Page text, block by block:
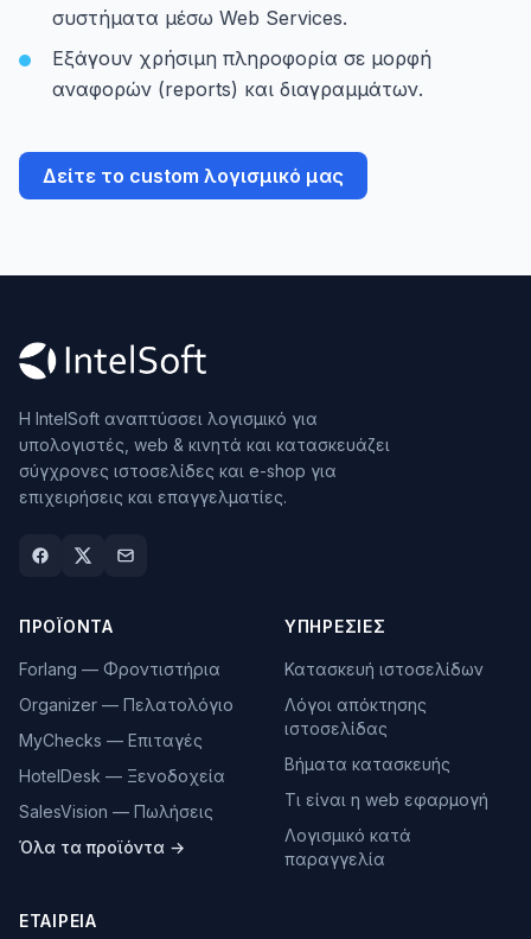
συστήματα μέσω Web Services.
Εξάγουν χρήσιμη πληροφορία σε μορφή
αναφορών (reports) και διαγραμμάτων.
Δείτε το custom λογισμικό μας
Η IntelSoft αναπτύσσει λογισμικό για
υπολογιστές, web & κινητά και κατασκευάζει
σύγχρονες ιστοσελίδες και e-shop για
επιχειρήσεις και επαγγελματίες.
ΠΡΟΪΌΝΤΑ
Forlang — Φροντιστήρια
Organizer — Πελατολόγιο
MyChecks — Επιταγές
HotelDesk — Ξενοδοχεία
SalesVision — Πωλήσεις
Όλα τα προϊόντα →
ΥΠΗΡΕΣΊΕΣ
Κατασκευή ιστοσελίδων
Λόγοι απόκτησης
ιστοσελίδας
Βήματα κατασκευής
Τι είναι η web εφαρμογή
Λογισμικό κατά
παραγγελία
ΕΤΑΙΡΕΊΑ